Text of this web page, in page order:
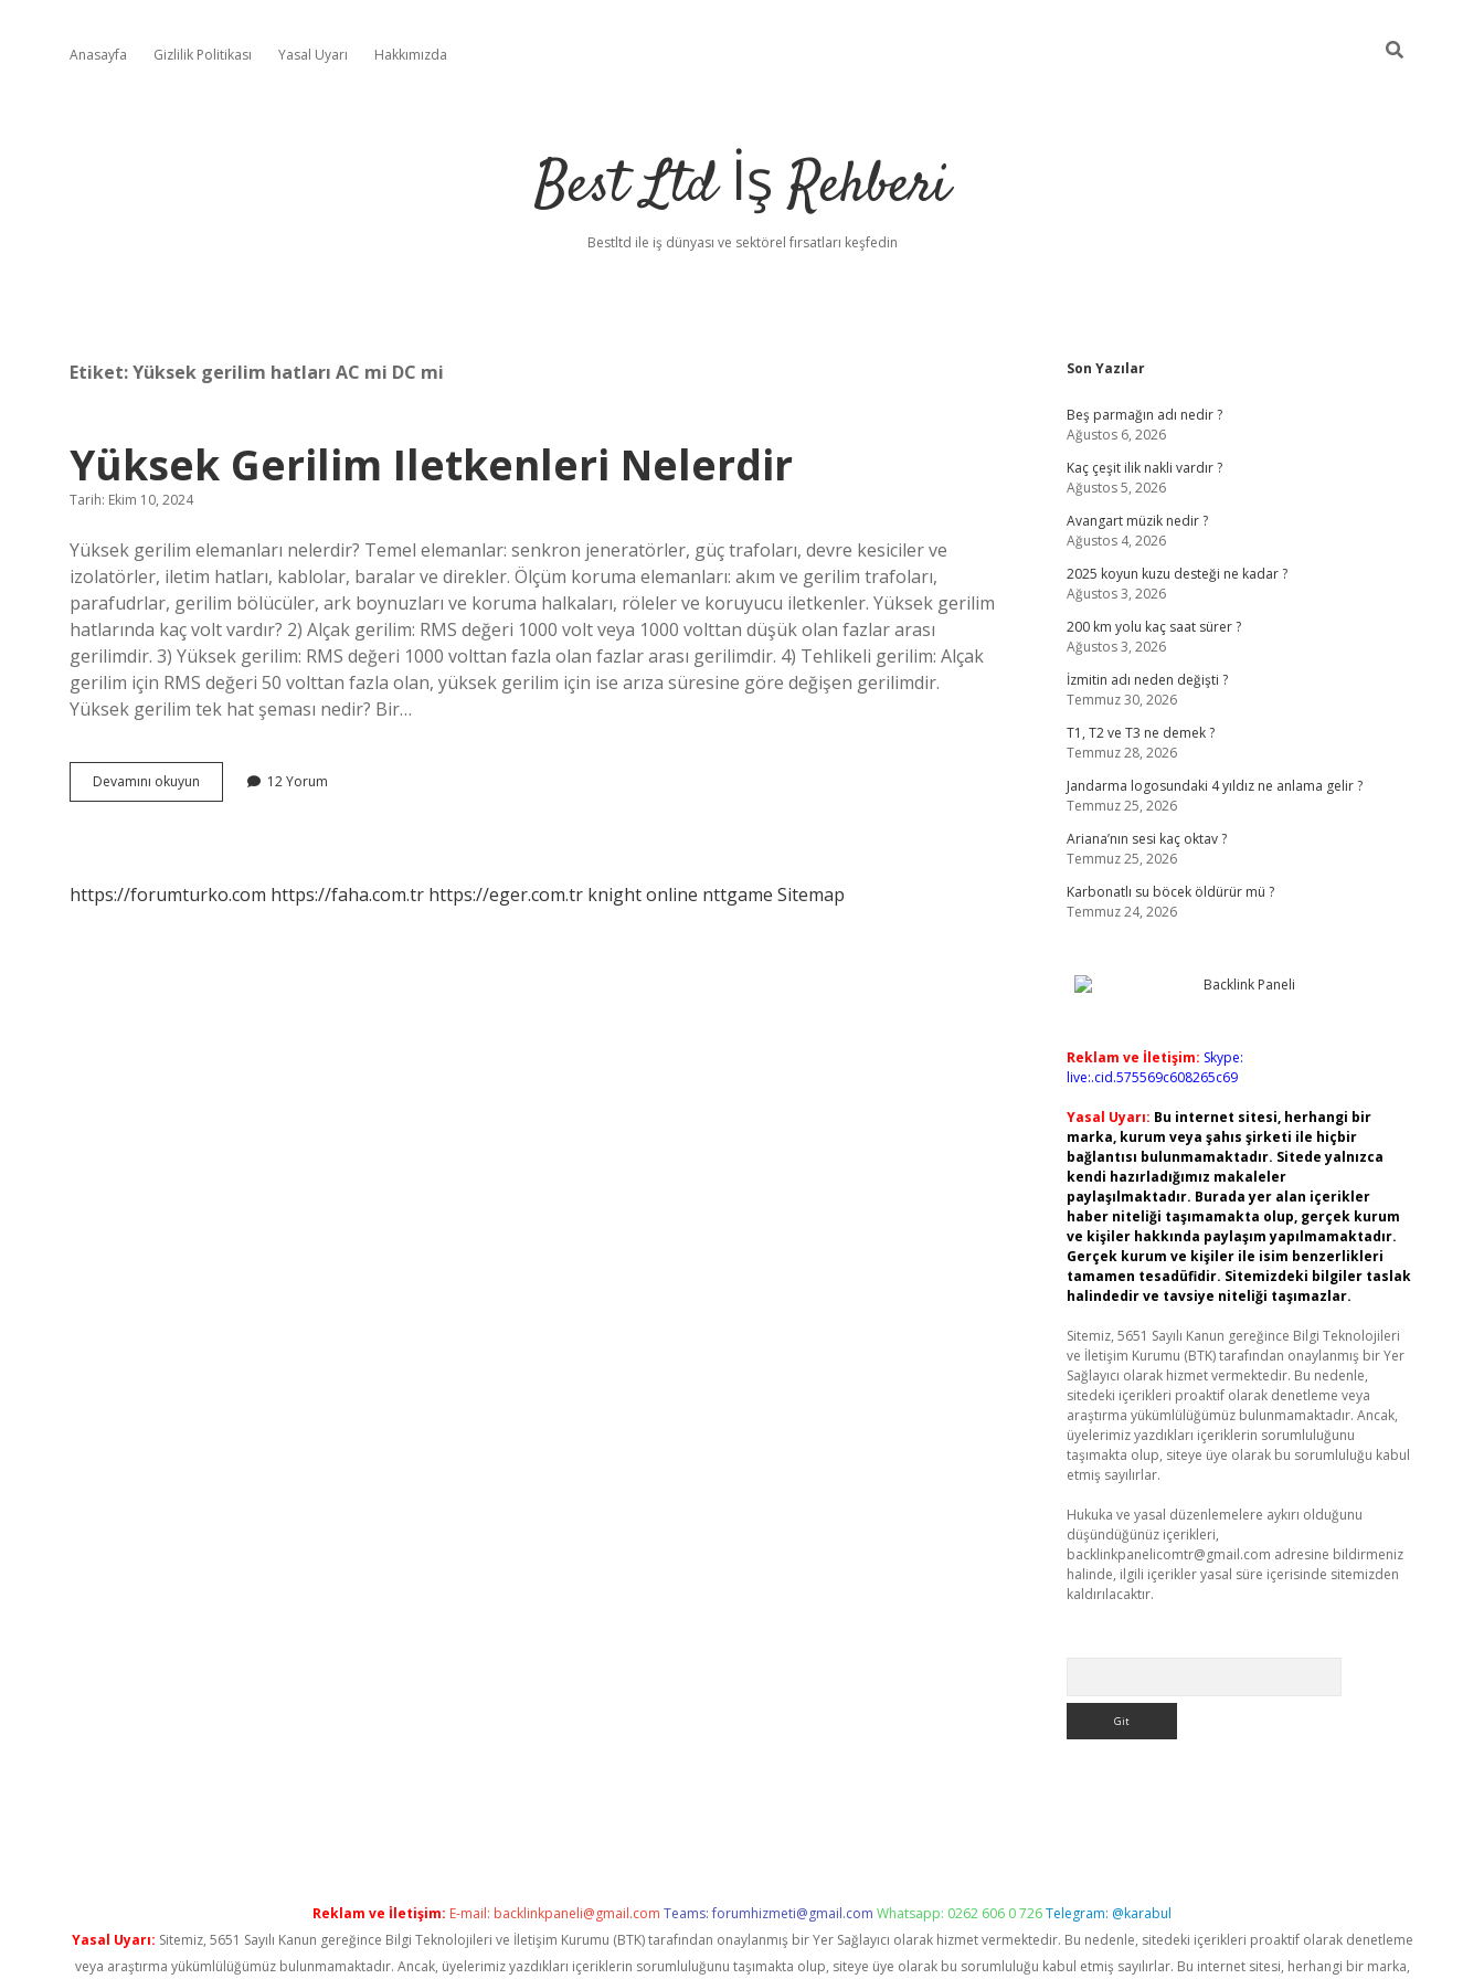
Anasayfa Gizlilik Politikası Yasal Uyarı Hakkımızda
Best Ltd İş Rehberi
Bestltd ile iş dünyası ve sektörel fırsatları keşfedin
Etiket:Yüksek gerilim hatları AC mi DC mi
Yüksek Gerilim Iletkenleri Nelerdir
Tarih: Ekim 10, 2024
Yüksek gerilim elemanları nelerdir? Temel elemanlar: senkron jeneratörler, güç trafoları, devre kesiciler ve
izolatörler, iletim hatları, kablolar, baralar ve direkler. Ölçüm koruma elemanları: akım ve gerilim trafoları,
parafudrlar, gerilim bölücüler, ark boynuzları ve koruma halkaları, röleler ve koruyucu iletkenler. Yüksek gerilim
hatlarında kaç volt vardır? 2) Alçak gerilim: RMS değeri 1000 volt veya 1000 volttan düşük olan fazlar arası
gerilimdir. 3) Yüksek gerilim: RMS değeri 1000 volttan fazla olan fazlar arası gerilimdir. 4) Tehlikeli gerilim: Alçak
gerilim için RMS değeri 50 volttan fazla olan, yüksek gerilim için ise arıza süresine göre değişen gerilimdir.
Yüksek gerilim tek hat şeması nedir? Bir…
Devamını okuyun
Gerilim
12 Yorum
https://forumturko.com https://faha.com.tr https://eger.com.tr knight online nttgame Sitemap
Sidebar
Son Yazılar
Beş parmağın adı nedir ?
Ağustos 6, 2026
Kaç çeşit ilik nakli vardır ?
Ağustos 5, 2026
Avangart müzik nedir ?
Ağustos 4, 2026
2025 koyun kuzu desteği ne kadar ?
Ağustos 3, 2026
200 km yolu kaç saat sürer ?
Ağustos 3, 2026
İzmitin adı neden değişti ?
Temmuz 30, 2026
T1, T2 ve T3 ne demek ?
Temmuz 28, 2026
Jandarma logosundaki 4 yıldız ne anlama gelir ?
Temmuz 25, 2026
Ariana’nın sesi kaç oktav ?
Temmuz 25, 2026
Karbonatlı su böcek öldürür mü ?
Temmuz 24, 2026
Reklam ve İletişim: Skype:
live:.cid.575569c608265c69
Yasal Uyarı: Bu internet sitesi, herhangi bir
marka, kurum veya şahıs şirketi ile hiçbir
bağlantısı bulunmamaktadır. Sitede yalnızca
kendi hazırladığımız makaleler
paylaşılmaktadır. Burada yer alan içerikler
haber niteliği taşımamakta olup, gerçek kurum
ve kişiler hakkında paylaşım yapılmamaktadır.
Gerçek kurum ve kişiler ile isim benzerlikleri
tamamen tesadüfidir. Sitemizdeki bilgiler taslak
halindedir ve tavsiye niteliği taşımazlar.
Sitemiz, 5651 Sayılı Kanun gereğince Bilgi Teknolojileri
ve İletişim Kurumu (BTK) tarafından onaylanmış bir Yer
Sağlayıcı olarak hizmet vermektedir. Bu nedenle,
sitedeki içerikleri proaktif olarak denetleme veya
araştırma yükümlülüğümüz bulunmamaktadır. Ancak,
üyelerimiz yazdıkları içeriklerin sorumluluğunu
taşımakta olup, siteye üye olarak bu sorumluluğu kabul
etmiş sayılırlar.
Hukuka ve yasal düzenlemelere aykırı olduğunu
düşündüğünüz içerikleri,
backlinkpanelicomtr@gmail.com adresine bildirmeniz
halinde, ilgili içerikler yasal süre içerisinde sitemizden
kaldırılacaktır.
Reklam ve İletişim: E-mail: backlinkpaneli@gmail.com Teams:forumhizmeti@gmail.com Whatsapp: 0262 606 0 726Telegram: @karabul
Yasal Uyarı: Sitemiz, 5651 Sayılı Kanun gereğince Bilgi Teknolojileri ve İletişim Kurumu (BTK) tarafından onaylanmış bir Yer Sağlayıcı olarak hizmet vermektedir. Bu nedenle, sitedeki içerikleri proaktif olarak denetleme
veya araştırma yükümlülüğümüz bulunmamaktadır. Ancak, üyelerimiz yazdıkları içeriklerin sorumluluğunu taşımakta olup, siteye üye olarak bu sorumluluğu kabul etmiş sayılırlar. Bu internet sitesi, herhangi bir marka,